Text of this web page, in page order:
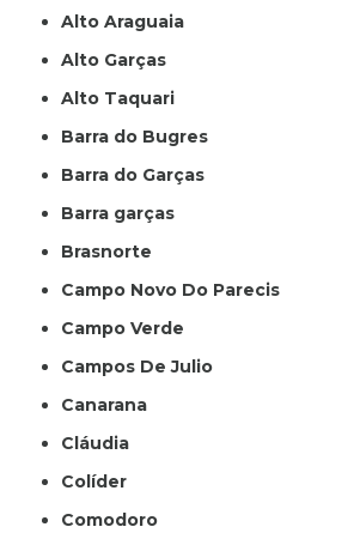
Alto Araguaia
Alto Garças
Alto Taquari
Barra do Bugres
Barra do Garças
Barra garças
Brasnorte
Campo Novo Do Parecis
Campo Verde
Campos De Julio
Canarana
Cláudia
Colíder
Comodoro